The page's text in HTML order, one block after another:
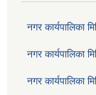
नगर कार्यपालिका
नगर कार्यपालिका
नगर कार्यपालिका